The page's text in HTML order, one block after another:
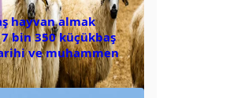
hayvan almak
bin 350 küçükbaş
ve muhammen